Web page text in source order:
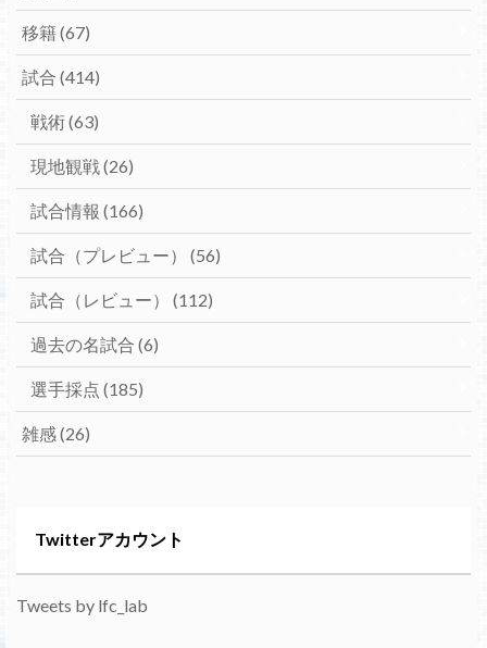
移籍(67)
試合 (414)
戦術(63)
現地観戦 (26)
試合情報 (166)
試合（プレビュー） (56)
試合（レビュー） (112)
過去の名試合 (6)
選手採点 (185)
雑感(26)
Twitterアカウント
Tweets by lfc_lab